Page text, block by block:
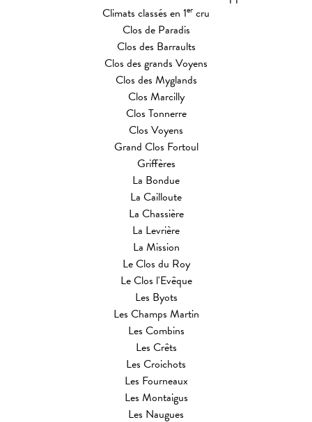
Climats classés en 1er cru
Clos de Paradis
Clos des Barraults
Clos des grands Voyens
Clos des Myglands
Clos Marcilly
Clos Tonnerre
Clos Voyens
Grand Clos Fortoul
Griffères
La Bondue
La Cailloute
La Chassière
La Levrière
La Mission
Le Clos du Roy
Le Clos l'Evêque
Les Byots
Les Champs Martin
Les Combins
Les Crêts
Les Croichots
Les Fourneaux
Les Montaigus
Les Naugues